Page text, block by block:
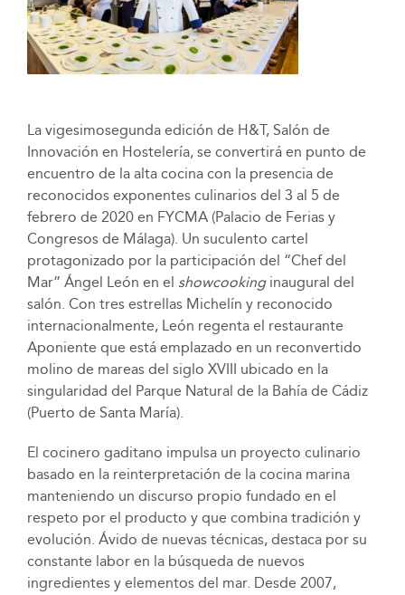
La vigesimosegunda edición de H&T, Salón de
Innovación en Hostelería, se convertirá en punto de
encuentro de la alta cocina con la presencia de
reconocidos exponentes culinarios del 3 al 5 de
febrero de 2020 en FYCMA (Palacio de Ferias y
Congresos de Málaga). Un suculento cartel
protagonizado por la participación del “Chef del
Mar” Ángel León en el showcookinginaugural del
salón. Con tres estrellas Michelín y reconocido
internacionalmente, León regenta el restaurante
Aponiente que está emplazado en un reconvertido
molino de mareas del siglo XVIII ubicado en la
singularidad del Parque Natural de la Bahía de Cádiz
(Puerto de Santa María).
El cocinero gaditano impulsa un proyecto culinario
basado en la reinterpretación de la cocina marina
manteniendo un discurso propio fundado en el
respeto por el producto y que combina tradición y
evolución. Ávido de nuevas técnicas, destaca por su
constante labor en la búsqueda de nuevos
ingredientes y elementos del mar. Desde 2007,